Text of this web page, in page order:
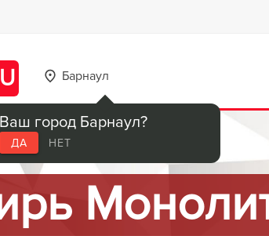
Барнаул
Ваш город Барнаул?
ДА НЕТ